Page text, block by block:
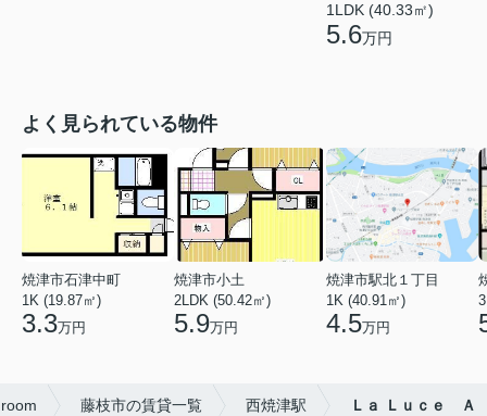
1LDK (40.33㎡)
5.6万円
よく見られている物件
焼津市石津中町
1K (19.87㎡)
3.3万円
焼津市小土
2LDK (50.42㎡)
5.9万円
焼津市駅北１丁目
1K (40.91㎡)
4.5万円
藤枝市の賃貸一覧 西焼津駅 Ｌａ Ｌｕｃｅ Ａ